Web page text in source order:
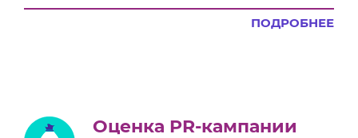
ПОДРОБНЕЕ
Оценка PR-кампании